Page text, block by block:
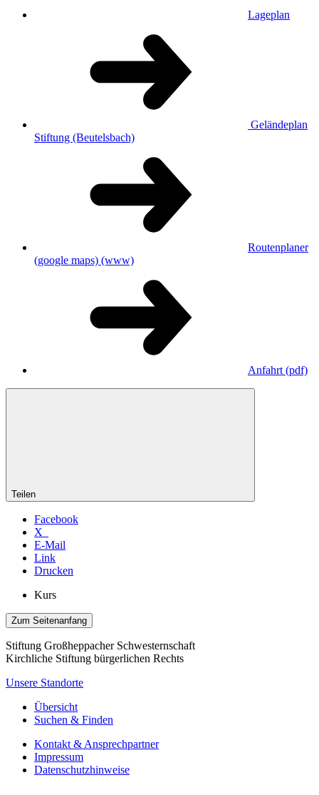
Lageplan
Geländeplan
Stiftung (Beutelsbach)
Routenplaner
(google maps) (www)
Anfahrt (pdf)
Teilen
Facebook
X
E-Mail
Link
Drucken
Kurs
Zum Seitenanfang
Stiftung Großheppacher Schwesternschaft
Kirchliche Stiftung bürgerlichen Rechts
Unsere Standorte
Übersicht
Suchen & Finden
Kontakt & Ansprechpartner
Impressum
Datenschutzhinweise